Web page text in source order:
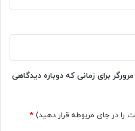
برای زمانی که دوباره دیدگاهی
در جای مربوطه قرار دهید) *